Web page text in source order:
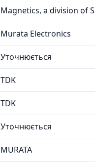
Magnetics, a division of
Murata Electronics
Уточнюється
TDK
TDK
Уточнюється
MURATA